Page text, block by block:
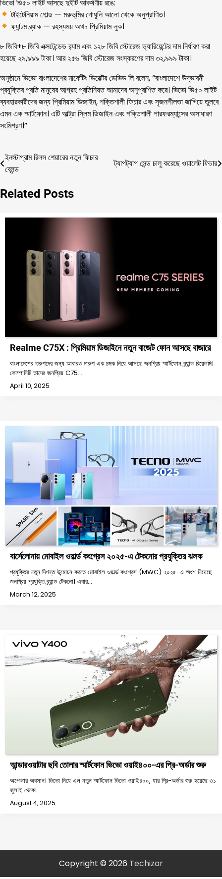
ভিভো ভি৫০ লাইট আসছে দুইটি আকর্ষণীয় রঙে:
টাইটেনিয়াম গোল্ড — মরুভূমির গোধূলি আলো থেকে অনুপ্রাণিত।
ফ্যান্টম ব্ল্যাক — রহস্যময় অথচ প্রিমিয়াম লুক।
৮ জিবি+৮ জিবি এক্সটেন্ডেড র‍্যাম এবং ১২৮ জিবি স্টোরেজ ভ্যারিয়েন্টের দাম নির্ধারণ করা
হয়েছে ২৯,৯৯৯ টাকা। আর ২৫৬ জিবি স্টোরেজ সংস্করণের দাম ৩২,৯৯৯ টাকা।
অনুষ্ঠানে ভিভো বাংলাদেশের মার্কেটিং ডিরেক্টর ডেভিড লি বলেন, “বাংলাদেশে উদ্ভাবনী
প্রযুক্তির প্রতি মানুষের আগ্রহ প্রতিনিয়ত আমাদের অনুপ্রাণিত করে। ভিভো ভি৫০ লাইট
ব্যবহারকারীদের জন্য প্রিমিয়াম ডিজাইন, শক্তিশালী ফিচার এবং সৃজনশীলতা জাগিয়ে তুলবে
এমন এক স্মার্টফোন। এটি আল্ট্রা স্লিম ডিজাইন এবং শক্তিশালী পারফরম্যান্সের অসাধারণ
সংমিশ্রণ।”
Post
navigation
ইনস্টাগ্রাম রিলস শেয়ারের নতুন ফিচার
ব্লেন্ড
ট্যাপট্যাপ সেন্ড চালু করেছে ওয়ালেট ফিচার
Related Posts
Realme C75X : প্রিমিয়াম ডিজাইনে নতুন বাজেট ফোন আসছে বাজারে
বাংলাদেশের তরুণদের জন্য আবারও দারুণ এক চমক নিয়ে আসছে জনপ্রিয় স্মার্টফোন ব্র্যান্ড রিয়েলমি।
কোম্পানিটি তাদের জনপ্রিয় C75…
April 10, 2025
বার্সেলোনায় মোবাইল ওয়ার্ল্ড কংগ্রেস ২০২৫-এ টেকনোর প্রযুক্তির ঝলক
প্রযুক্তির নতুন দিগন্ত উন্মোচন করতে মোবাইল ওয়ার্ল্ড কংগ্রেস (MWC) ২০২৫-এ অংশ নিয়েছে
জনপ্রিয় প্রযুক্তি ব্র্যান্ড টেকনো। এবার…
March 12, 2025
আন্ডারওয়াটার ছবি তোলার স্মার্টফোন ভিভো ওয়াই৪০০-এর প্রি-অর্ডার শুরু
অপেক্ষার অবসান। ভিভো নিয়ে এল নতুন স্মার্টফোন ভিভো ওয়াই৪০০, যার প্রি-অর্ডার শুরু হয়েছে ৩১
জুলাই থেকে।…
August 4, 2025
Copyright © 2026 Techizar